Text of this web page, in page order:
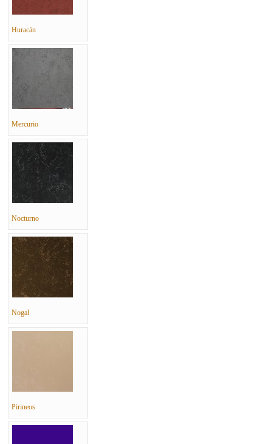
Huracán
Mercurio
Nocturno
Nogal
Pirineos